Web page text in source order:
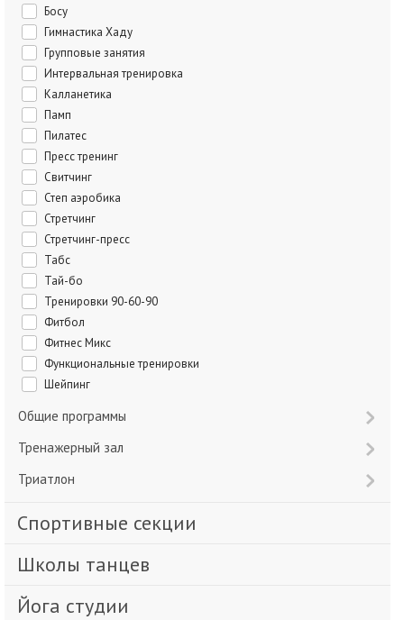
Босу
Гимнастика Хаду
Групповые занятия
Интервальная тренировка
Калланетика
Памп
Пилатес
Пресс тренинг
Свитчинг
Степ аэробика
Стретчинг
Стретчинг-пресс
Табс
Тай-бо
Тренировки 90-60-90
Фитбол
Фитнес Микс
Функциональные тренировки
Шейпинг
Общие программы
Тренажерный зал
Триатлон
Спортивные секции
Школы танцев
Йога студии